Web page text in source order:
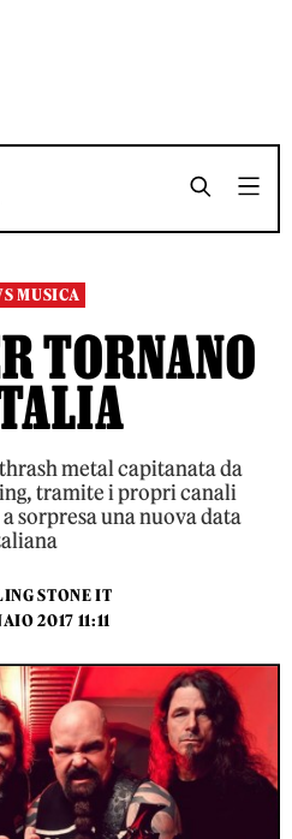
MUSICA
TORNANO
metal capitanata da
tramite i propri canali
sorpresa una nuova data
STONE IT
2017 11:11